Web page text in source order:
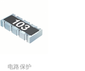
电路保护